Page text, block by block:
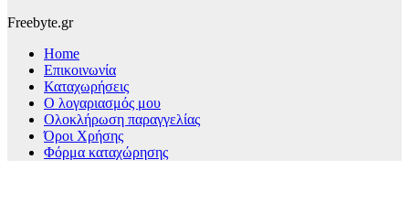
Freebyte.gr
Home
Επικοινωνία
Καταχωρήσεις
Ο λογαριασμός μου
Ολοκλήρωση παραγγελίας
Όροι Χρήσης
Φόρμα καταχώρησης